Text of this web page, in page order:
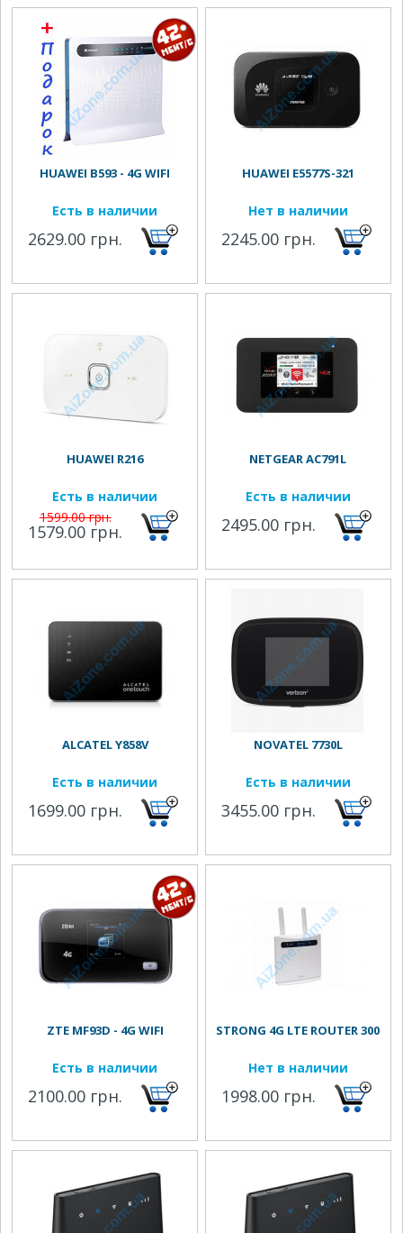
HUAWEI B593 - 4G WIFI
Есть в наличии
2629.00 грн.
HUAWEI E5577S-321
Нет в наличии
2245.00 грн.
HUAWEI R216
Есть в наличии
1599.00 грн.
1579.00 грн.
NETGEAR AC791L
Есть в наличии
2495.00 грн.
ALCATEL Y858V
Есть в наличии
1699.00 грн.
NOVATEL 7730L
Есть в наличии
3455.00 грн.
ZTE MF93D - 4G WIFI
Есть в наличии
2100.00 грн.
STRONG 4G LTE ROUTER 300
Нет в наличии
1998.00 грн.